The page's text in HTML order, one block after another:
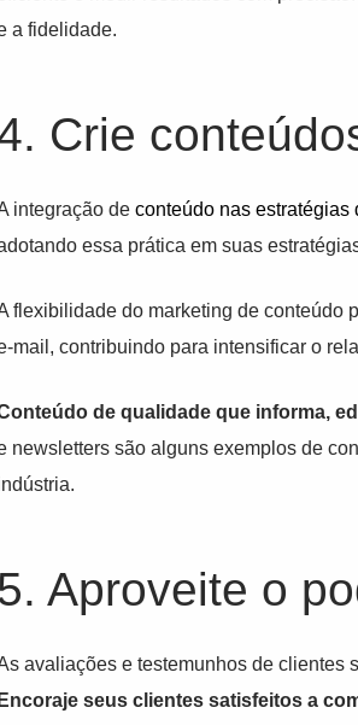
a fidelidade.
Crie
integração de conteúdo nas estratégias
essa prática em suas
flexibilidade do marketing de conteúdo
mail, contribuindo para intensificar o
de qualidade que informa,
newsletters são alguns exemplos de
Aproveite o
avaliações e testemunhos de clientes
Encoraje seus clientes satisfeitos a